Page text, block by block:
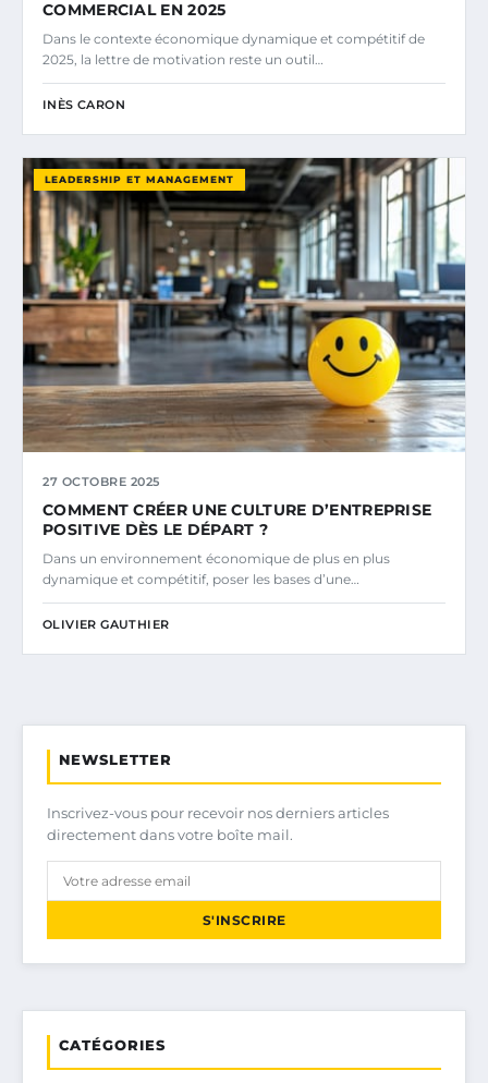
COMMERCIAL EN 2025
Dans le contexte économique dynamique et compétitif de
2025, la lettre de motivation reste un outil…
INÈS CARON
LEADERSHIP ET MANAGEMENT
27 OCTOBRE 2025
COMMENT CRÉER UNE CULTURE D’ENTREPRISE
POSITIVE DÈS LE DÉPART ?
Dans un environnement économique de plus en plus
dynamique et compétitif, poser les bases d’une…
OLIVIER GAUTHIER
NEWSLETTER
Inscrivez-vous pour recevoir nos derniers articles
directement dans votre boîte mail.
S'INSCRIRE
CATÉGORIES